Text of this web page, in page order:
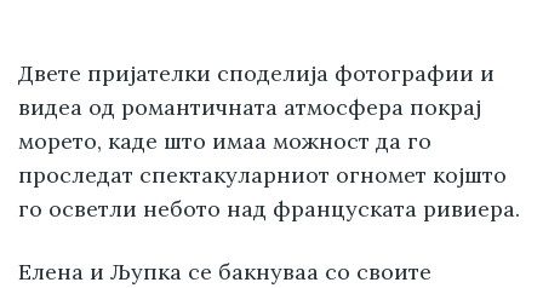
Двете пријателки споделија фотографии и
видеа од романтичната атмосфера покрај
морето, каде што имаа можност да го
проследат спектакуларниот огномет којшто
го осветли небото над француската ривиера.
Елена и Љупка се бакнуваа со своите